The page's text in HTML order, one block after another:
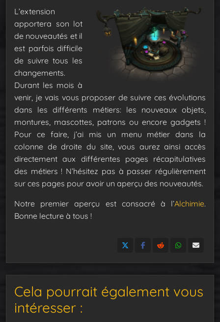
L’extension
apportera son lot
de nouveautés et il
est parfois difficile
de suivre tous les
changements.
Durant les mois à
venir, je vais vous proposer de suivre ces évolutions
dans les différents métiers: les nouveaux objets,
montures, mascottes, patrons ou encore gadgets !
Pour ce faire, j’ai mis un menu métier dans la
colonne de droite du site, vous aurez ainsi accès
directement aux différentes pages récapitulatives
des métiers ! N’hésitez pas à passer régulièrement
sur ces pages pour avoir un aperçu des nouveautés.
Notre premier aperçu est consacré à l’Alchimie.
Bonne lecture à tous !
Cela pourrait également vous
intéresser :